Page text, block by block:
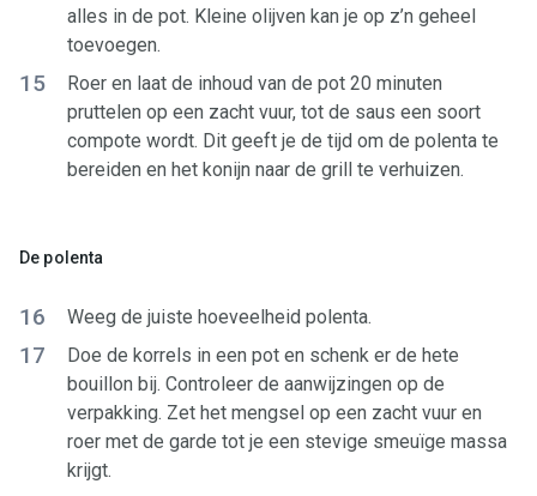
alles in de pot. Kleine olijven kan je op z’n geheel
toevoegen.
15
Roer en laat de inhoud van de pot 20 minuten
pruttelen op een zacht vuur, tot de saus een soort
compote wordt. Dit geeft je de tijd om de polenta te
bereiden en het konijn naar de grill te verhuizen.
De polenta
16 Weeg de juiste hoeveelheid polenta.
17
Doe de korrels in een pot en schenk er de hete
bouillon bij. Controleer de aanwijzingen op de
verpakking. Zet het mengsel op een zacht vuur en
roer met de garde tot je een stevige smeuïge massa
krijgt.